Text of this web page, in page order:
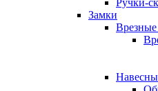
Ручки-
Замки
Врезные